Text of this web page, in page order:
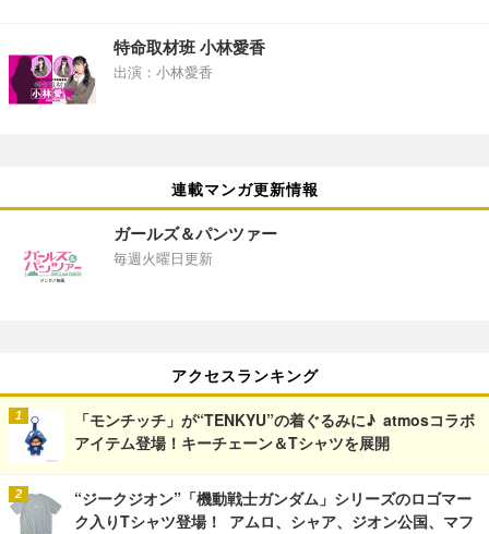
特命取材班 小林愛香
出演：小林愛香
連載マンガ更新情報
ガールズ＆パンツァー
毎週火曜日更新
アクセスランキング
「モンチッチ」が“TENKYU”の着ぐるみに♪ atmosコラボ
アイテム登場！キーチェーン＆Tシャツを展開
“ジークジオン”「機動戦士ガンダム」シリーズのロゴマー
ク入りTシャツ登場！ アムロ、シャア、ジオン公国、マフ